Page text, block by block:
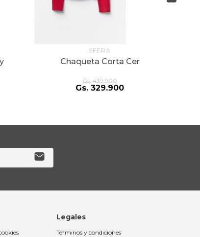
SFERA
Chaqueta Corta Cer
Gs. 439.900
Gs. 329.900
Legales
Términos y condiciones